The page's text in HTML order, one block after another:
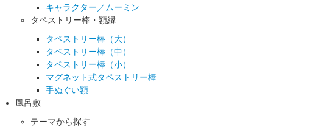
キャラクター／ムーミン
タペストリー棒・額縁
タペストリー棒（大）
タペストリー棒（中）
タペストリー棒（小）
マグネット式タペストリー棒
手ぬぐい額
風呂敷
テーマから探す